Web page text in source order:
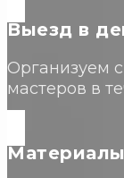
Выезд в
Организуем
мастеров в